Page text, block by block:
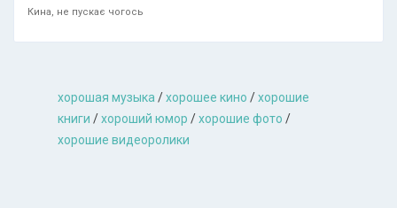
Кина, не пускає чогось
хорошая музыкa /хорошее кино /хорошие
книги /хороший юмор /хорошие фото /
хорошие видеоролики